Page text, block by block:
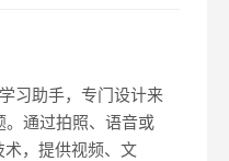
习助手，专门设计来
。通过拍照、语音或
，提供视频、文